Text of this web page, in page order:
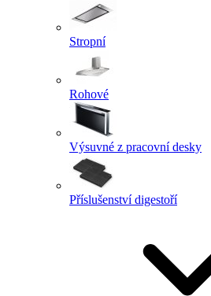
Stropní
Rohové
Výsuvné z pracovní desky
Příslušenství digestoří